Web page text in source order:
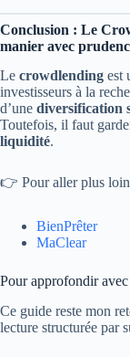
Conclusion : Le
manier avec
Le crowdlending est
investisseurs à la
d’une diversification
Toutefois, il faut
liquidité.
👉 Pour aller plus
BienPrêter
MaClear
Pour approfondir
Ce guide reste mon
lecture structurée par